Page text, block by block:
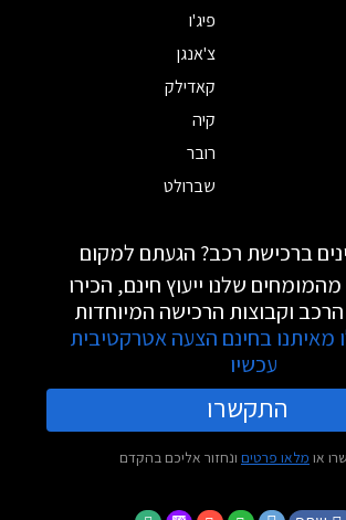
פיג'ו
צ'אנגן
קאדילק
קיה
רובר
שברולט
ברכישת רכב? הגעתם למקום
מהמומחים שלנו ייעוץ חינם, הכירו
וקבוצות הרכישה המיוחדות
מאיתנו בחינם הצעה אטרקטיבית
עכשיו
התקשרו
או מלאו פרטים ונחזור אליכם בהקדם